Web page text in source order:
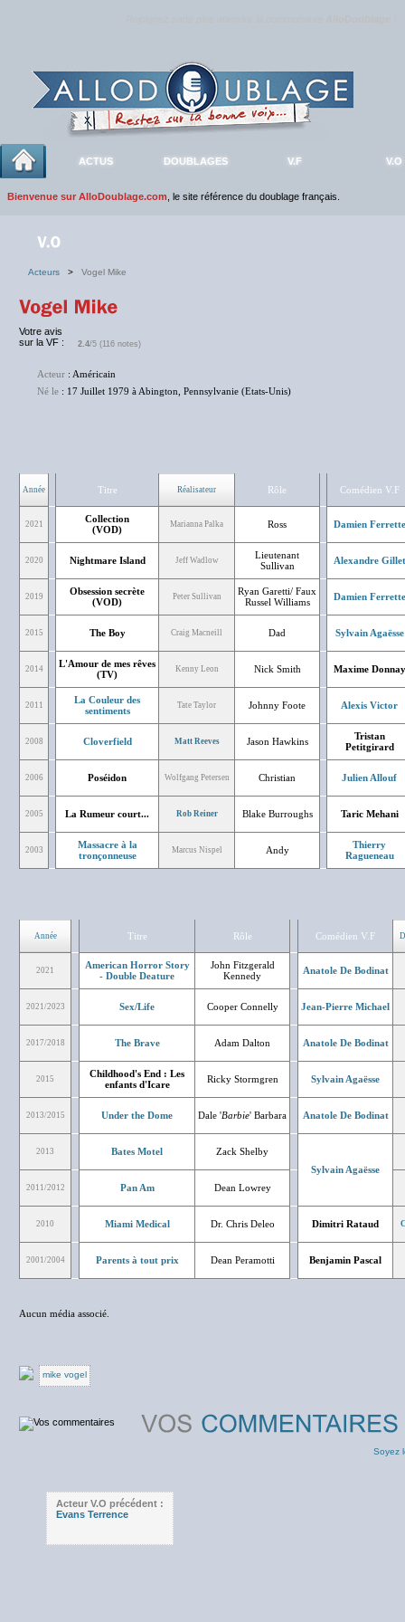
ACTUS DOUBLAGES V.F V.O
Bienvenue sur AlloDoublage.com , le site référence du doublage français.
Acteurs > Vogel Mike
Votre avis
sur la VF :
2.4/5 (116 notes)
Acteur : Américain
Né le : 17 Juillet 1979 à Abington, Pennsylvanie (Etats-Unis)
Année Titre Réalisateur Rôle Comédien V.F
2021
Collection
(VOD)
Marianna Palka Ross Damien Ferrette
2020 Nightmare Island Jeff Wadlow
Lieutenant
Sullivan
Alexandre Gillet
2019
Obsession secrète
(VOD)
Peter Sullivan
Ryan Garetti/ Faux
Russel Williams
Damien Ferrette
2015 The Boy Craig Macneill Dad Sylvain Agaësse
2014
L'Amour de mes rêves
(TV)
Kenny Leon Nick Smith Maxime Donnay
2011
La Couleur des
sentiments
Tate Taylor Johnny Foote Alexis Victor
2008 Cloverfield Matt Reeves Jason Hawkins
Tristan
Petitgirard
2006 Poséidon Wolfgang Petersen Christian Julien Allouf
2005 La Rumeur court... Rob Reiner Blake Burroughs Taric Mehani
2003
Massacre à la
tronçonneuse
Marcus Nispel Andy
Thierry
Ragueneau
Année Titre Rôle Comédien V.F
2021
American Horror Story
- Double Deature
John Fitzgerald
Kennedy
Anatole De Bodinat
2021/2023 Sex/Life Cooper Connelly Jean-Pierre Michael
2017/2018 The Brave Adam Dalton Anatole De Bodinat
2015
Childhood's End : Les
enfants d'Icare
Ricky Stormgren Sylvain Agaësse
2013/2015 Under the Dome Dale 'Barbie' Barbara Anatole De Bodinat
2013 Bates Motel
Zack Shelby
Sylvain Agaësse
2011/2012 Pan Am Dean Lowrey
2010 Miami Medical Dr. Chris Deleo Dimitri Rataud
2001/2004 Parents à tout prix Dean Peramotti Benjamin Pascal
Aucun média associé.
mike vogel
Soyez
Acteur V.O précédent :
Evans Terrence